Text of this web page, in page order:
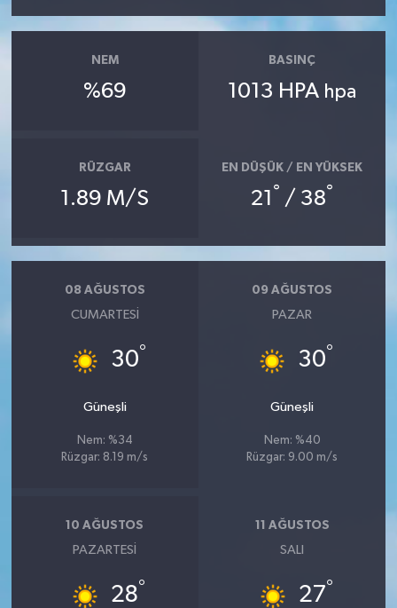
NEM
%69
BASINÇ
1013 HPA hpa
RÜZGAR
1.89 M/S
EN DÜŞÜK / EN YÜKSEK
21 ° / 38°
08 AĞUSTOS
CUMARTESI
30°
Güneşli
Nem: %34
Rüzgar: 8.19 m/s
09 AĞUSTOS
PAZAR
30°
Güneşli
Nem: %40
Rüzgar: 9.00 m/s
10 AĞUSTOS
PAZARTESI
28°
11 AĞUSTOS
SALI
27°